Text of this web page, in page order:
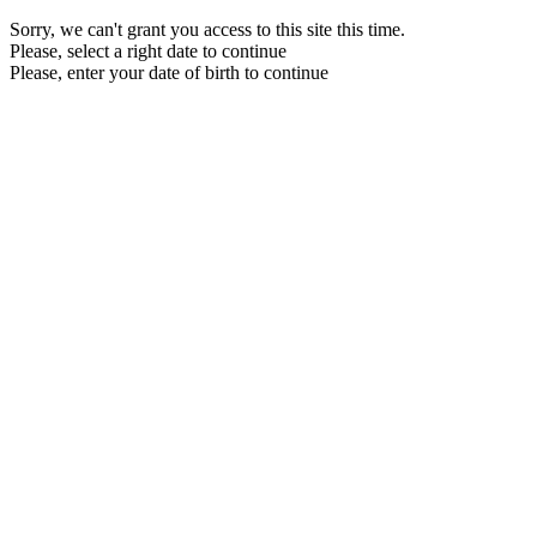
Sorry, we can't grant you access to this site this time.
Please, select a right date to continue
Please, enter your date of birth to continue